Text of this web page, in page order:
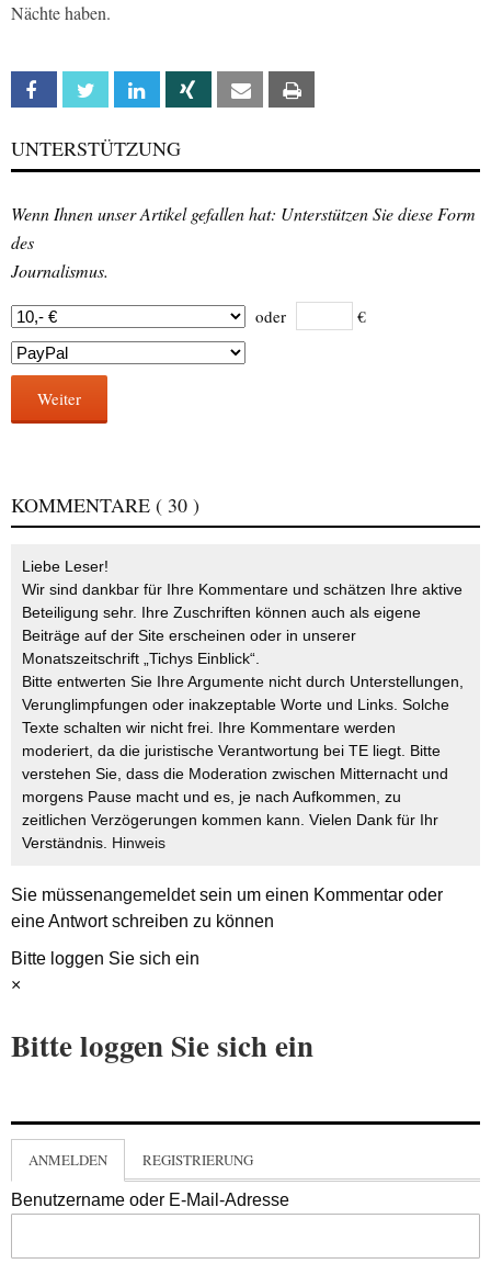
Nächte haben.
Facebook Twitter Linkedin Xing Email
UNTERSTÜTZUNG
Wenn Ihnen unser Artikel gefallen hat: Unterstützen Sie diese Form
des
Journalismus.
oder €
Weiter
KOMMENTARE ( 30 )
Liebe Leser!
Wir sind dankbar für Ihre Kommentare und schätzen Ihre aktive
Beteiligung sehr. Ihre Zuschriften können auch als eigene
Beiträge auf der Site erscheinen oder in unserer
Monatszeitschrift „Tichys Einblick“.
Bitte entwerten Sie Ihre Argumente nicht durch Unterstellungen,
Verunglimpfungen oder inakzeptable Worte und Links. Solche
Texte schalten wir nicht frei. Ihre Kommentare werden
moderiert, da die juristische Verantwortung bei TE liegt. Bitte
verstehen Sie, dass die Moderation zwischen Mitternacht und
morgens Pause macht und es, je nach Aufkommen, zu
zeitlichen Verzögerungen kommen kann. Vielen Dank für Ihr
Verständnis. Hinweis
Sie müssenangemeldetsein um einen Kommentar oder
eine Antwort schreiben zu können
Bitte loggen Sie sich ein
×
Bitte loggen Sie sich ein
ANMELDEN REGISTRIERUNG
Benutzername oder E-Mail-Adresse